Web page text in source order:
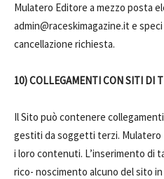
Mulatero Editore a mezzo posta
admin@raceskimagazine.it e
cancellazione richiesta.
10) COLLEGAMENTI CON SITI DI
Il Sito può contenere
gestiti da soggetti terzi. Mulatero
i loro contenuti. L’inserimento di
rico- noscimento alcuno del sito